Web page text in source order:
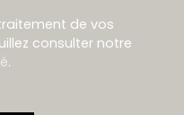
de vos
consulter notre
.